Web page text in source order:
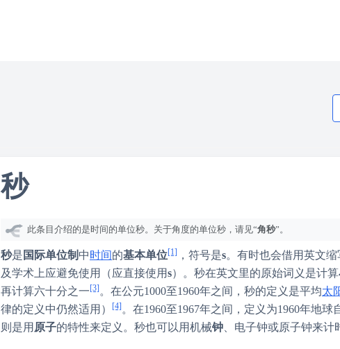
秒
此条目介绍的是时间的单位秒。关于角度的单位秒，请见“角秒”。
秒是 国际单位制 中时间的基本单位[1] ，符号是s。有时也会借用英文缩
及学术上应避免使用（应直接使用s）。秒在英文里的原始词义是计算
再计算六十分之一[3]。在公元1000至1960年之间，秒的定义是平均太
律的定义中仍然适用）[4]。在1960至1967年之间，定义为1960年地球
则是用 原子的特性来定义。秒也可以用机械钟 、电子钟或原子钟来计